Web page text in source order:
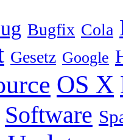
Bugfix Cola
Gesetz Google
OS X
Software